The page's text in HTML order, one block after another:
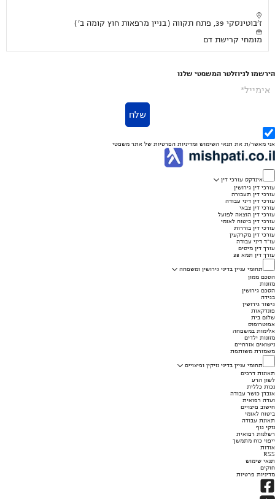
ז'בוטינסקי 39, פתח תקווה ( בניין מרפאות חוץ קומה ב' )
מומחי קרישת דם
הירשמו לניוזלטר המשפטי שלנו
אימייל*
שלח
אני מאשר/ת את תנאי השימוש ומדיניות הפרטיות של אתר משפטי
אינדקס עורכי דין
עורכי דין גירושין
עורכי דין תעבורה
עורכי דין דיני עבודה
עורכי דין צבאי
עורכי דין הוצאה לפועל
עורכי דין ביטוח לאומי
עורכי דין בוררות
עורכי דין מקרקעין
עו"ד דיני עבודה
עורך דין מיסים
עורך דין תמא 38
תחומי עניין בדיני גירושין ומשפחה
הסכם ממון
מזונות
הסכם גירושין
בגידה
גישור גירושין
פונדקאות
שלום בית
אפוטרופוס
אלימות במשפחה
מזונות ילדים
נישואים אזרחיים
משמורת משותפת
תחומי עניין בדיני נזיקין ופיצויים
תאונות דרכים
לשון הרע
נכות כללית
אובדן כושר עבודה
ועדה רפואית
חישוב פיצויים
ביטוח לאומי
תאונת עבודה
נזקי גוף
רשלנות רפואית
ייפוי כוח מתמשך
אודות
RSS
תנאי שימוש
חוקים
מדיניות פרטיות